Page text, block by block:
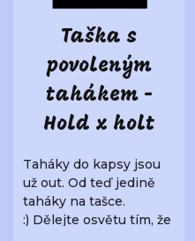
Taška s
povoleným
tahákem -
Hold x holt
Taháky do kapsy jsou
už out. Od teď jedině
taháky na tašce.
:) Dělejte osvětu tím, že